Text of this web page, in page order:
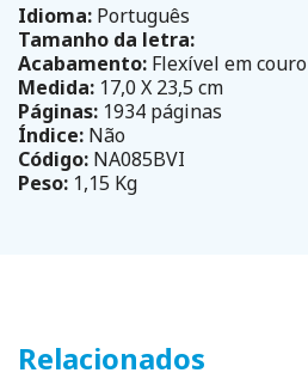
Idioma: Português
Tamanho da letra:
Acabamento: Flexível em couro
Medida: 17,0 X 23,5 cm
Páginas: 1934 páginas
Índice: Não
Código: NA085BVI
Peso: 1,15 Kg
Relacionados